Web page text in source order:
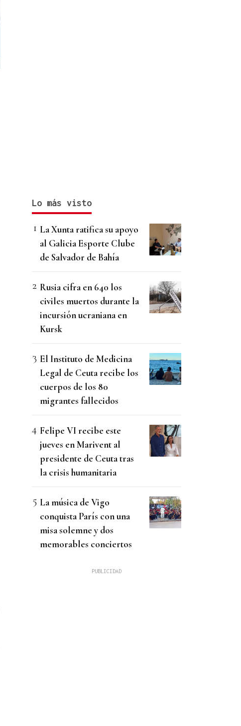
Lo más visto
La Xunta ratifica su apoyo
al Galicia Esporte Clube
de Salvador de Bahía
Rusia cifra en 640 los
civiles muertos durante la
incursión ucraniana en
Kursk
El Instituto de Medicina
Legal de Ceuta recibe los
cuerpos de los 80
migrantes fallecidos
Felipe VI recibe este
jueves en Marivent al
presidente de Ceuta tras
la crisis humanitaria
La música de Vigo
conquista París con una
misa solemne y dos
memorables conciertos